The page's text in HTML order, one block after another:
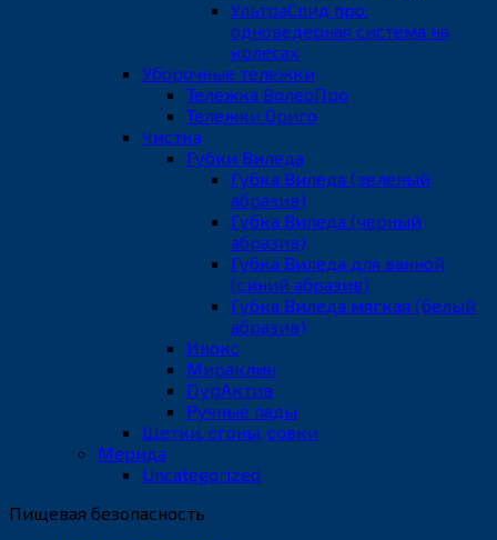
УльтраСпид про:
одноведерная система на
колесах
Уборочные тележки
Тележка ВолеоПро
Тележки Ориго
Чистка
Губки Виледа
Губка Виледа (зеленый
абразив)
Губка Виледа (черный
абразив)
Губка Виледа для ванной
(синий абразив)
Губка Виледа мягкая (белый
абразив)
Инокс
Мираклин
ПурАктив
Ручные пады
Щетки, сгоны, совки
Мерида
Uncategorized
Пищевая безопасность